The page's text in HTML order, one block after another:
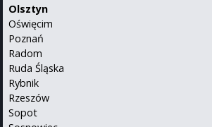
Olsztyn
Oświęcim
Poznań
Radom
Ruda Śląska
Rybnik
Rzeszów
Sopot